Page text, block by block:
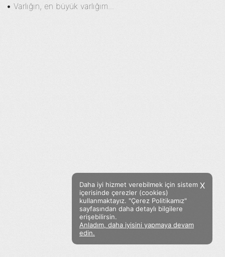
Facebook Twitter Instagram
Sözümoki © 2020 - V.8
•Varlığın, en büyük varlığım...
X
Daha iyi hizmet verebilmek için sistem
içerisinde çerezler (cookies)
kullanmaktayız. "Çerez Politikamız"
sayfasından daha detaylı bilgilere
erişebilirsin.
Anladım, daha iyisini yapmaya devam
edin.